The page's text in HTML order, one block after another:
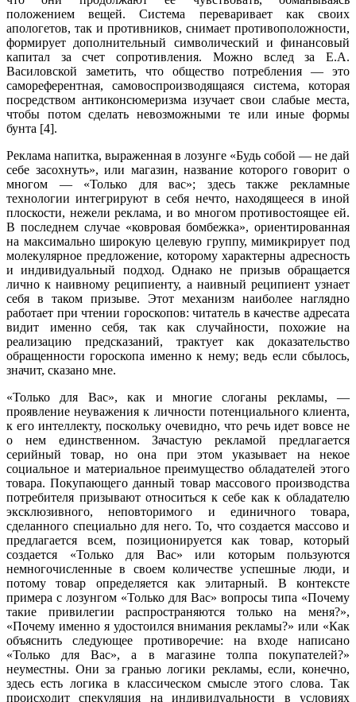
положением вещей. Система переваривает как своих
апологетов, так и противников, снимает противоположности,
формирует дополнительный символический и финансо­вый
капитал за счет сопротивления. Можно вслед за Е.А.
Василовской заметить, что общество потребления — это
самореферентная, самовоспроизводящаяся система, которая
посредством антиконсюмеризма изучает свои слабые места,
чтобы потом сделать невозможными те или иные формы
бунта [4].
Реклама напитка, выраженная в лозунге «Будь собой — не дай
себе засох­нуть», или магазин, название которого говорит о
многом — «Только для вас»; здесь также рекламные
технологии интегрируют в себя нечто, находящееся в иной
плоскости, нежели реклама, и во многом противостоящее ей.
В послед­нем случае «ковровая бомбежка», ориентированная
на максимально широкую целевую группу, мимикрирует под
молекулярное предложение, которому характерны адресность
и индивидуальный подход. Однако не призыв обраща­ется
лично к наивному реципиенту, а наивный реципиент узнает
себя в таком призыве. Этот механизм наиболее наглядно
работает при чтении гороскопов: читатель в качестве адресата
видит именно себя, так как случайности, похо­жие на
реализацию предсказаний, трактует как доказательство
обращенности гороскопа именно к нему; ведь если сбылось,
значит, сказано мне.
«Только для Вас», как и многие слоганы рекламы, —
проявление неуважения к личности потенциального клиента,
к его интеллекту, поскольку очевидно, что речь идет вовсе не
о нем единственном. Зачастую рекламой предлагается
серийный товар, но она при этом указывает на некое
социальное и матери­альное преимущество обладателей этого
товара. Покупающего данный товар массового производства
потребителя призывают относиться к себе как к обладателю
эксклюзивного, неповторимого и единичного товара,
сделанного специально для него. То, что создается массово и
предлагается всем, позицио­нируется как товар, который
создается «Только для Вас» или которым пользу­ются
немногочисленные в своем количестве успешные люди, и
потому товар определяется как элитарный. В контексте
примера с лозунгом «Только для Вас» вопросы типа «Почему
такие привилегии распространяются только на меня?»,
«Почему именно я удостоился внимания рекламы?» или «Как
объяснить следу­ющее противоречие: на входе написано
«Только для Вас», а в магазине толпа покупателей?»
неуместны. Они за гранью логики рекламы, если, конечно,
здесь есть логика в классическом смысле этого слова. Так
происходит спекуляция на индивидуальности в условиях